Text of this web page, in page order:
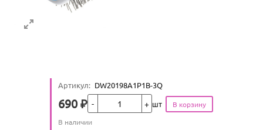
Артикул: DW20198A1P1B-3Q
Цена
690 ₽ шт
Количество
В наличии